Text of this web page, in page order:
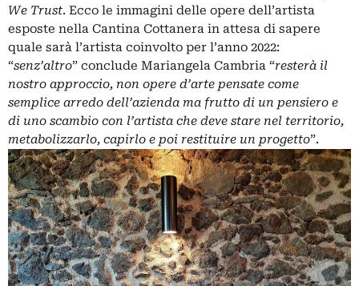
We Trust. Ecco le immagini delle opere dell’artista
esposte nella Cantina Cottanera in attesa di sapere
quale sarà l’artista coinvolto per l’anno 2022:
“senz’altro” conclude Mariangela Cambria “resterà il
nostro approccio, non opere d’arte pensate come
semplice arredo dell’azienda ma frutto di un pensiero e
di uno scambio con l’artista che deve stare nel territorio,
metabolizzarlo, capirlo e poi restituire un progetto”.